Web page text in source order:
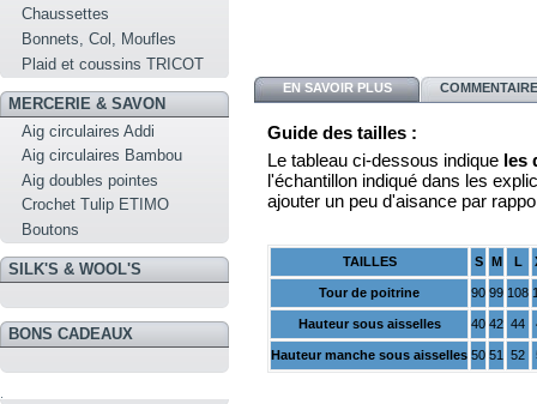
Chaussettes
Bonnets, Col, Moufles
Plaid et coussins TRICOT
MERCERIE & SAVON
Aig circulaires Addi
Aig circulaires Bambou
Aig doubles pointes
Crochet Tulip ETIMO
Boutons
SILK'S & WOOL'S
BONS CADEAUX
EN SAVOIR PLUS
Guide des tailles :
Le tableau ci-dessous indique les
l'échantillon indiqué dans les
ajouter un peu d'aisance par
TAILLES S M L
Tour de poitrine 90 99 108
Hauteur sous aisselles 40 42 44
Hauteur manche sous aisselles 50 51 52